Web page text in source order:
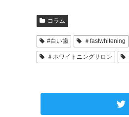
コラム
#白い歯 ＃fastwhitening
＃ホワイトニングサロン